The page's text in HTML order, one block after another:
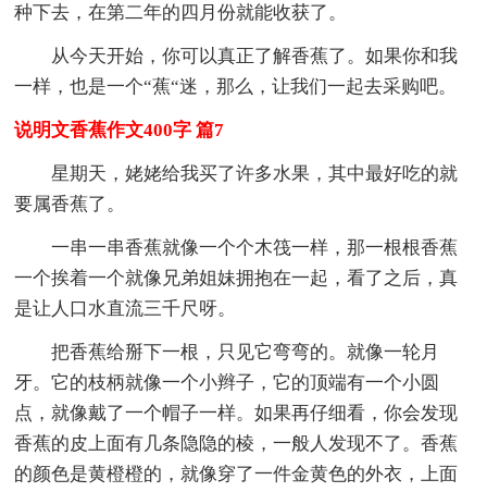
种下去，在第二年的四月份就能收获了。
从今天开始，你可以真正了解香蕉了。如果你和我
一样，也是一个“蕉“迷，那么，让我们一起去采购吧。
说明文香蕉作文400字 篇7
星期天，姥姥给我买了许多水果，其中最好吃的就
要属香蕉了。
一串一串香蕉就像一个个木筏一样，那一根根香蕉
一个挨着一个就像兄弟姐妹拥抱在一起，看了之后，真
是让人口水直流三千尺呀。
把香蕉给掰下一根，只见它弯弯的。就像一轮月
牙。它的枝柄就像一个小辫子，它的顶端有一个小圆
点，就像戴了一个帽子一样。如果再仔细看，你会发现
香蕉的皮上面有几条隐隐的棱，一般人发现不了。香蕉
的颜色是黄橙橙的，就像穿了一件金黄色的外衣，上面